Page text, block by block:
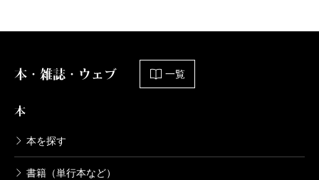
本・雑誌・ウェブ 一覧
本
本を探す
書籍（単行本など）